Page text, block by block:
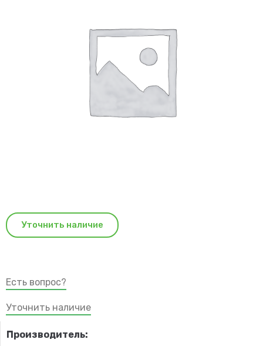
Уточнить наличие
Есть вопрос?
Уточнить наличие
Производитель: